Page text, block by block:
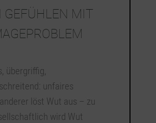
GEFÜHLEN MIT
übergriffig,
unfaires
löst Wut aus – zu
wird Wut